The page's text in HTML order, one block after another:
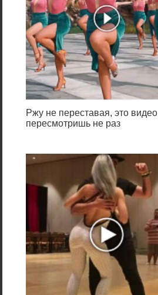
Ржу не переставая, это видео
пересмотришь не раз